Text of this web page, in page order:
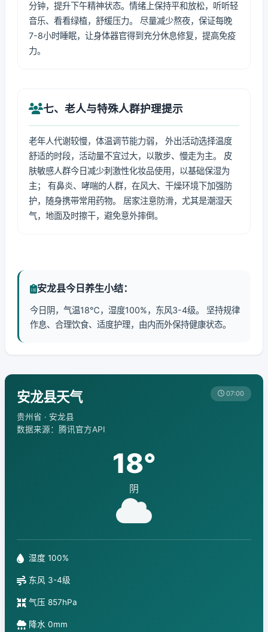
分钟，提升下午精神状态。情绪上保持平和放松，听听轻
音乐、看看绿植，舒缓压力。 尽量减少熬夜，保证每晚
7-8小时睡眠，让身体器官得到充分休息修复，提高免疫
力。
七、老人与特殊人群护理提示
老年人代谢较慢，体温调节能力弱， 外出活动选择温度
舒适的时段，活动量不宜过大，以散步、慢走为主。 皮
肤敏感人群今日减少刺激性化妆品使用，以基础保湿为
主； 有鼻炎、哮喘的人群，在风大、干燥环境下加强防
护，随身携带常用药物。 居家注意防滑，尤其是潮湿天
气，地面及时擦干，避免意外摔倒。
安龙县今日养生小结：
今日阴，气温18℃，湿度100%，东风3-4级。 坚持规律
作息、合理饮食、适度护理，由内而外保持健康状态。
安龙县天气
贵州省 · 安龙县
数据来源：腾讯官方API
07:00
18°
阴
湿度 100%
东风 3-4级
气压 857hPa
降水 0mm